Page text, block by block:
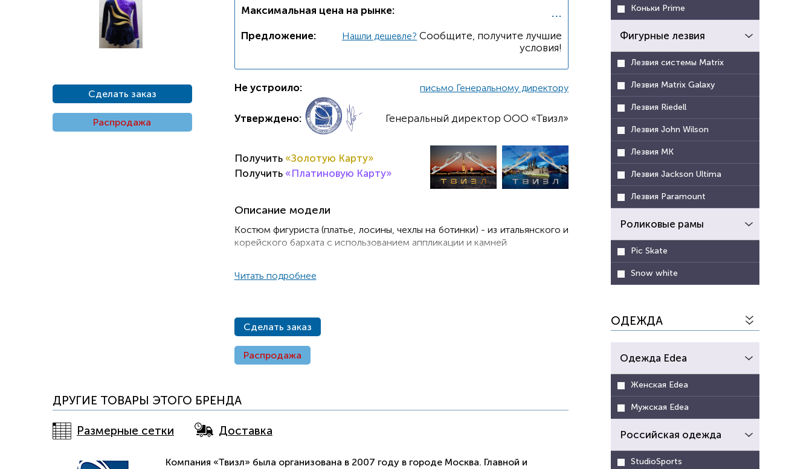
Сделать заказ
Распродажа
Максимальная цена на рынке: ...
Предложение: Нашли дешевле? Cообщите, получите лучшие
условия!
Не устроило: письмо Генеральному директору
Утверждено: Генеральный директор ООО «Твизл»
Получить «Золотую Карту»
Получить «Платиновую Карту»
Описание модели
Костюм фигуриста (платье, лосины, чехлы на ботинки) - из итальянского и
корейского бархата с использованием аппликации и камней
Читать подробнее
Сделать заказ
Распродажа
ДРУГИЕ ТОВАРЫ ЭТОГО БРЕНДА
Размерные сетки Доставка
Компания «Твизл» была организована в 2007 году в городе Москва. Главной и
Коньки Prime
Фигурные лезвия
Лезвия системы Matrix
Лезвия Matrix Galaxy
Лезвия Riedell
Лезвия John Wilson
Лезвия MK
Лезвия Jackson Ultima
Лезвия Paramount
Роликовые рамы
Pic Skate
Snow white
ОДЕЖДА
Одежда Edea
Женская Edea
Мужская Edea
Российская одежда
StudioSports